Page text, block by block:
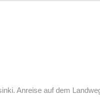
Anreise auf dem